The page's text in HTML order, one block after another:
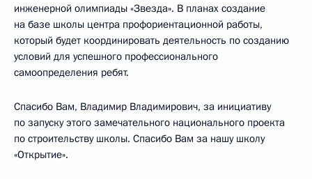
инженерной олимпиады «Звезда». В планах создание
на базе школы центра профориентационной работы,
который будет координировать деятельность по созданию
условий для успешного профессионального
самоопределения ребят.
Спасибо Вам, Владимир Владимирович, за инициативу
по запуску этого замечательного национального проекта
по строительству школы. Спасибо Вам за нашу школу
«Открытие».